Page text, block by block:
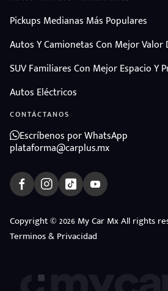
Pickups Medianas Más Populares
Autos Y Camionetas Con Mejor Valor
SUV Familiares Con Mejor Espacio Y
Autos Eléctricos
CONTÁCTANOS
Escríbenos por WhatsApp
plataforma@carplus.mx
Copyright © 2026 My Car Mx All rights
Terminos & Privacidad